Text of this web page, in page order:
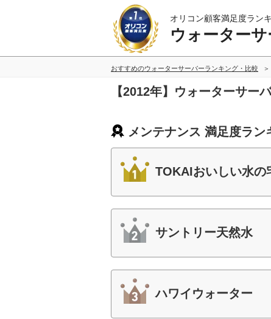
オリコン顧客満足度ラン
ウォーター
おすすめのウォーターサーバーランキング・比較
【2012年】ウォーターサー
メンテナンス 満足度ラン
TOKAIおいしい水の
サントリー天然水
ハワイウォーター